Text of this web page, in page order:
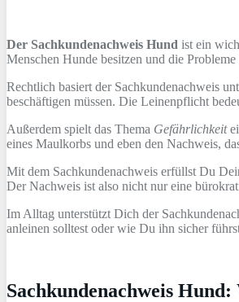
Der Sachkundenachweis Hund ist ein
Menschen Hunde besitzen und die
Rechtlich basiert der Sachkundenachweis
beschäftigen müssen. Die Leinenpflicht
Außerdem spielt das Thema Gefährlichkeit
eines Maulkorbs und eben den Nachweis,
Mit dem Sachkundenachweis erfüllst Du
Der Nachweis ist also nicht nur eine
Im Alltag unterstützt Dich der
anleinen solltest oder wie Du ihn sicher
Sachkundenachweis Hund: